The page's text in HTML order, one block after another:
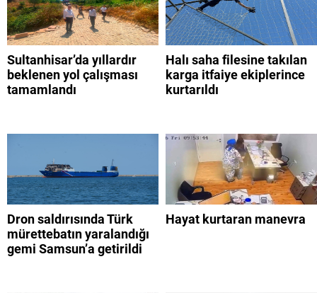
Sultanhisar’da yıllardır
beklenen yol çalışması
tamamlandı
Halı saha filesine takılan
karga itfaiye ekiplerince
kurtarıldı
Dron saldırısında Türk
mürettebatın yaralandığı
gemi Samsun’a getirildi
Hayat kurtaran manevra